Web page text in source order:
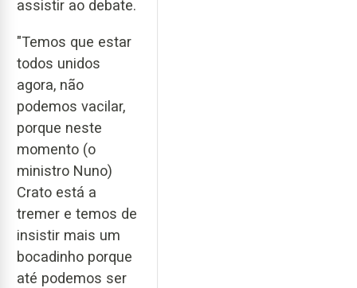
assistir ao debate.
"Temos que estar
todos unidos
agora, não
podemos vacilar,
porque neste
momento (o
ministro Nuno)
Crato está a
tremer e temos de
insistir mais um
bocadinho porque
até podemos ser